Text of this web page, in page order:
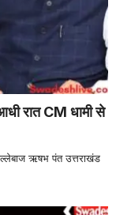
रात CM धामी से
ऋषभ पंत उत्तराखंड